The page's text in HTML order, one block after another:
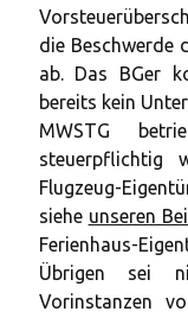
die Beschwerde
ab. Das BGer
bereits kein
MWSTG
steuerpflichtig
Flugzeug-
siehe unseren
Ferienhaus-
Übrigen sei
Vorinstanzen